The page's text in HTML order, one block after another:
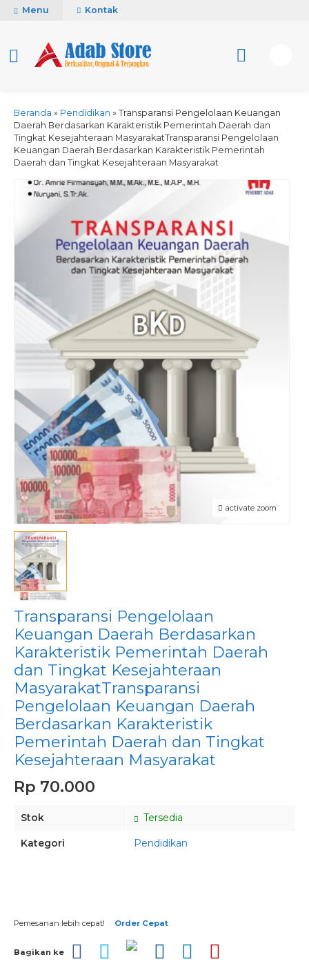
Menu Kontak
Beranda » Pendidikan » Transparansi Pengelolaan Keuangan
Daerah Berdasarkan Karakteristik Pemerintah Daerah dan
Tingkat Kesejahteraan MasyarakatTransparansi Pengelolaan
Keuangan Daerah Berdasarkan Karakteristik Pemerintah
Daerah dan Tingkat Kesejahteraan Masyarakat
activate zoom
Transparansi Pengelolaan
Keuangan Daerah Berdasarkan
Karakteristik Pemerintah Daerah
dan Tingkat Kesejahteraan
MasyarakatTransparansi
Pengelolaan Keuangan Daerah
Berdasarkan Karakteristik
Pemerintah Daerah dan Tingkat
Kesejahteraan Masyarakat
Rp 70.000
Stok Tersedia
Kategori Pendidikan
Pemesanan lebih cepat! Order Cepat
Bagikan ke